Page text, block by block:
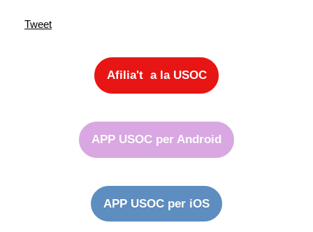
Tweet
Afilia't a la USOC
APP USOC per Android
APP USOC per iOS